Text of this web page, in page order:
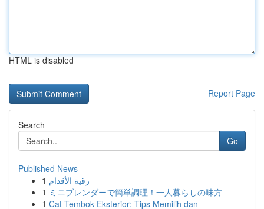
HTML is disabled
Report Page
Search
Go
Published News
1 رقية الأقدام
1 ミニブレンダーで簡単調理！一人暮らしの味方
1 Cat Tembok Eksterior: Tips Memilih dan